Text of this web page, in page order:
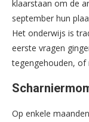
klaarstaan om de
september hun
Het onderwijs is
eerste vragen
tegengehouden, of
Op enkele